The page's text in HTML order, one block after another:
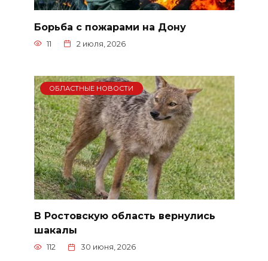
Борьба с пожарами на Дону
11 2 июля, 2026
ОБЛАСТНЫЕ НОВОСТИ
В Ростовскую область вернулись
шакалы
112 30 июня, 2026